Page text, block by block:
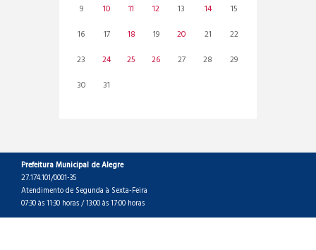
9
10 11 12 13 14
15
16
17 18 19 20 21
22
23
24 25 26 27 28
29
30
31
Prefeitura Municipal de Alegre
27.174.101/0001-35
Atendimento de Segunda à Sexta-Feira
07:30 às 11:30 horas / 13:00 às 17:00 horas